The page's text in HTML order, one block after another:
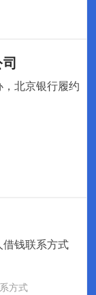
北京银行履约
钱联系方式
方式